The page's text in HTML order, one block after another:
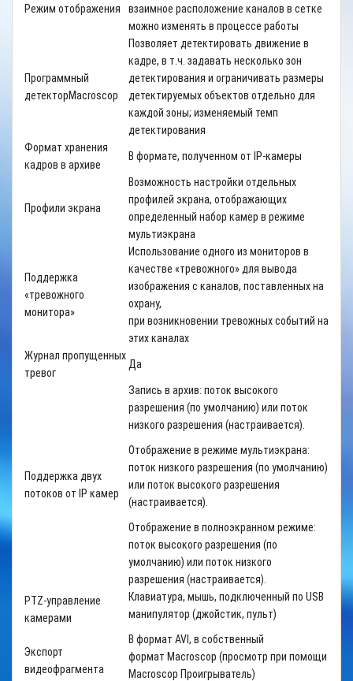
Режим отображения
взаимное расположение каналов в сетке
можно изменять в процессе работы
Программный
детекторMacroscop
Позволяет детектировать движение в
кадре, в т.ч. задавать несколько зон
детектирования и ограничивать размеры
детектируемых объектов отдельно для
каждой зоны; изменяемый темп
детектирования
Формат хранения
кадров в архиве
В формате, полученном от IP-камеры
Профили экрана
Возможность настройки отдельных
профилей экрана, отображающих
определенный набор камер в режиме
мультиэкрана
Поддержка
«тревожного
монитора»
Использование одного из мониторов в
качестве «тревожного» для вывода
изображения с каналов, поставленных на
охрану,
при возникновении тревожных событий на
этих каналах
Журнал пропущенных
тревог
Да
Поддержка двух
потоков от IP камер
Запись в архив: поток высокого
разрешения (по умолчанию) или поток
низкого разрешения (настраивается).
Отображение в режиме мультиэкрана:
поток низкого разрешения (по умолчанию)
или поток высокого разрешения
(настраивается).
Отображение в полноэкранном режиме:
поток высокого разрешения (по
умолчанию) или поток низкого
разрешения (настраивается).
PTZ-управление
камерами
Клавиатура, мышь, подключенный по USB
манипулятор (джойстик, пульт)
Экспорт
видеофрагмента
В формат AVI, в собственный
формат Macroscop (просмотр при помощи
Macroscop Проигрыватель)